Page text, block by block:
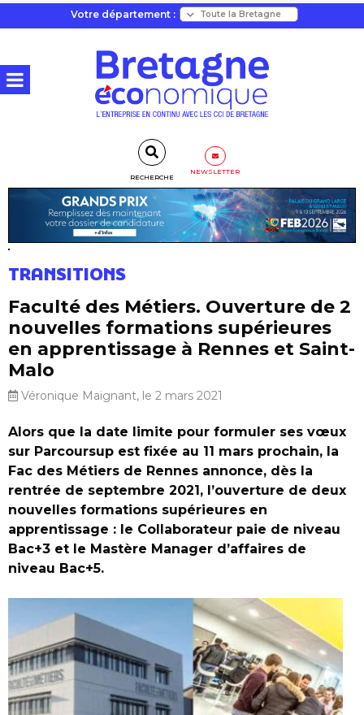
Votre département :
RECHERCHE
NEWSLETTER
TRANSITIONS
Faculté des Métiers. Ouverture de 2
nouvelles formations supérieures
en apprentissage à Rennes et Saint-
Malo
Véronique Maignant, le 2 mars 2021
Alors que la date limite pour formuler ses vœux
sur Parcoursup est fixée au 11 mars prochain, la
Fac des Métiers de Rennes annonce, dès la
rentrée de septembre 2021, l’ouverture de deux
nouvelles formations supérieures en
apprentissage : le Collaborateur paie de niveau
Bac+3 et le Mastère Manager d’affaires de
niveau Bac+5.